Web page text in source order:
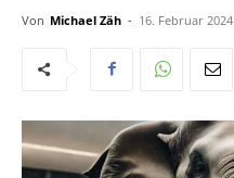
Von Michael Zäh - 16. Februar 2024